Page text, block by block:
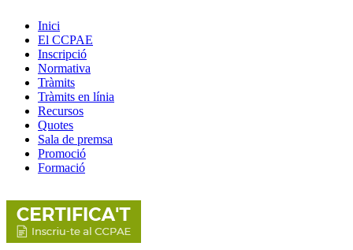
Inici
El CCPAE
Inscripció
Normativa
Tràmits
Tràmits en línia
Recursos
Quotes
Sala de premsa
Promoció
Formació